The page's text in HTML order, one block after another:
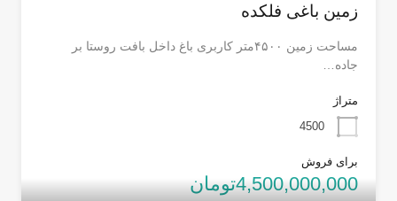
زمین باغی فلکده
مساحت زمین ۴۵۰۰متر کاربری باغ داخل بافت روستا بر
جاده…
متراژ
4500
برای فروش
4,500,000,000تومان